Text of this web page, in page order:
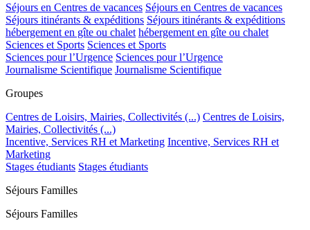
Séjours en Centres de vacances Séjours en Centres de vacances
Séjours itinérants & expéditions Séjours itinérants & expéditions
hébergement en gîte ou chalet hébergement en gîte ou chalet
Sciences et Sports Sciences et Sports
Sciences pour l’Urgence Sciences pour l’Urgence
Journalisme Scientifique Journalisme Scientifique
Groupes
Centres de Loisirs, Mairies, Collectivités (...) Centres de Loisirs,
Mairies, Collectivités (...)
Incentive, Services RH et Marketing Incentive, Services RH et
Marketing
Stages étudiants Stages étudiants
Séjours Familles
Séjours Familles